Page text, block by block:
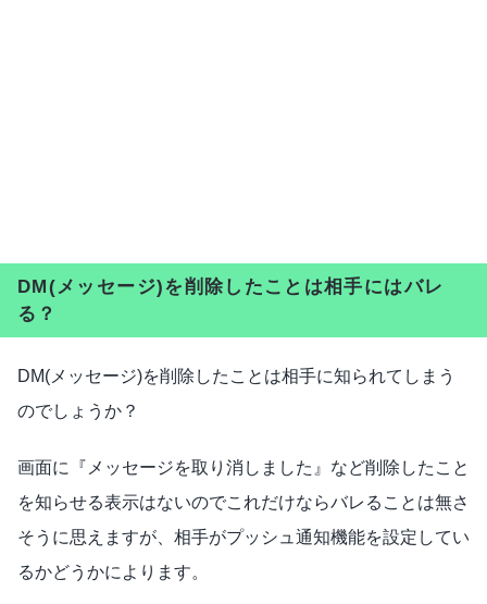
DM(メッセージ)を削除したことは相手にはバレ
る？
DM(メッセージ)を削除したことは相手に知られてしまう
のでしょうか？
画面に『メッセージを取り消しました』など削除したこと
を知らせる表示はないのでこれだけならバレることは無さ
そうに思えますが、相手がプッシュ通知機能を設定してい
るかどうかによります。